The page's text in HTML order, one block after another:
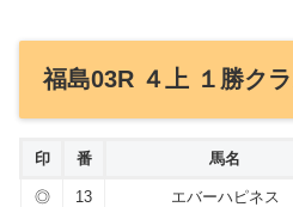
福島03R ４上 １勝ク
印 番 馬名
◎ 13 エバーハピネス